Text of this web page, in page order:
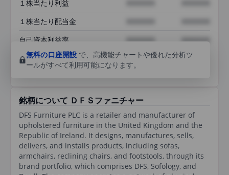
１株当たり利益
１株当たり配当金
自己資本利益率
XXXXXXX
XXXXXXX
無料の口座開設 で、高機能チャートや優れた分析ツ
ールがすべて利用可能になります。
銘柄について ＤＦＳファニチャー
DFS Furniture PLC is a retailer and manufacturer of
upholstered furniture in the United Kingdom and the
Republic of Ireland. It designs, manufactures, sells,
delivers, and installs products, including sofas,
armchairs, reclining chairs, and footstools, through its
brand portfolio, which comprises DFS, Sofology, and